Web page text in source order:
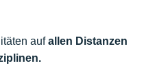
aufallen Distanzen